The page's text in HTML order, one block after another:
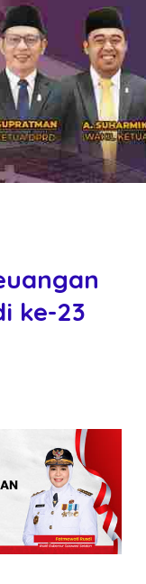
ke-23